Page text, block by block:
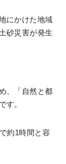
にかけた地域
砂災害が発生
、「自然と都
す。
約1時間と容